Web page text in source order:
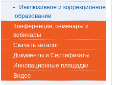
Инклюзивное и коррекционное
образование
Конференции, семинары и
вебинары
Скачать каталог
Документы и Сертификаты
Инновационные площадки
Видео